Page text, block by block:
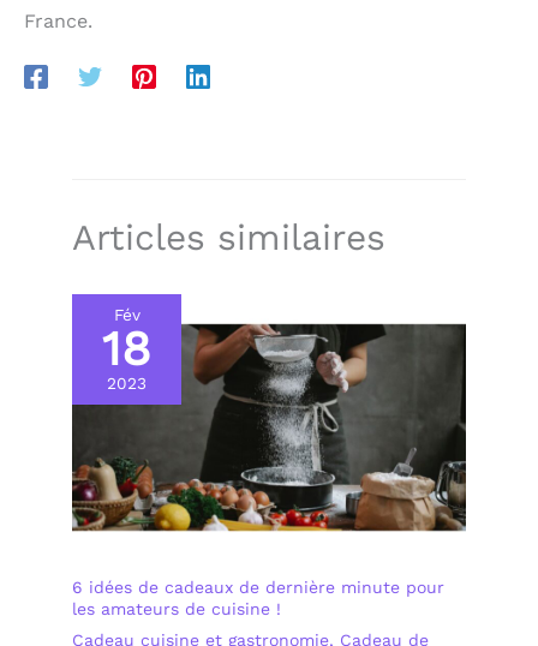
France.
Articles similaires
Fév
18
2023
6 idées de cadeaux de dernière minute pour
les amateurs de cuisine !
Cadeau cuisine et gastronomie, Cadeau de